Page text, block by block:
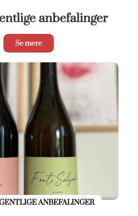
anbefalinger
Se mere
ANBEFALINGER